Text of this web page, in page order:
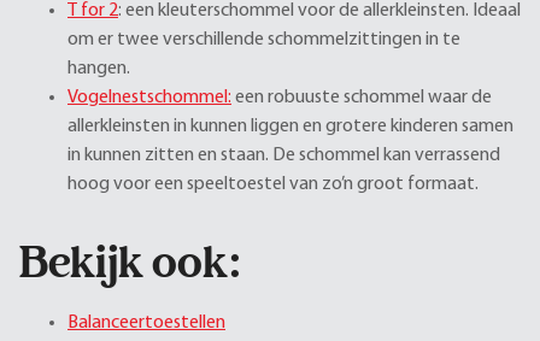
T for 2: een kleuterschommel voor de allerkleinsten. Ideaal
om er twee verschillende schommelzittingen in te
hangen.
Vogelnestschommel: een robuuste schommel waar de
allerkleinsten in kunnen liggen en grotere kinderen samen
in kunnen zitten en staan. De schommel kan verrassend
hoog voor een speeltoestel van zo’n groot formaat.
Bekijk ook:
Balanceertoestellen